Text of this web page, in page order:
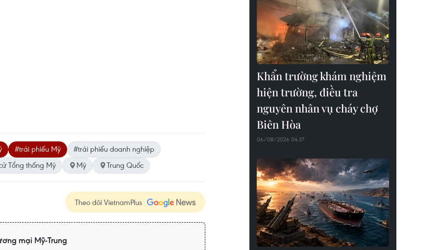
#trái phiếu Mỹ
#trái phiếu doanh nghiệp
Tổng thống Mỹ Mỹ Trung Quốc
Theo dõi VietnamPlus
mại Mỹ-Trung
Khẩn trường khám nghiệm
hiện trường, điều tra
nguyên nhân vụ cháy chợ
Biên Hòa
06/08/2026 04:37